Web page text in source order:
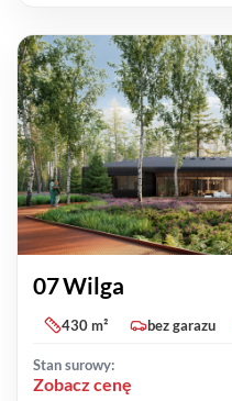
07 Wilga
430 m² bez garazu
Stan surowy:
Zobacz cenę